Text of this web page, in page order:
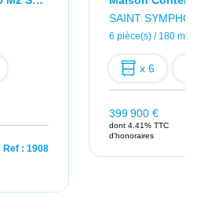
Ref : 1908
SAINT
6 pièce(s) / 180 m²
x 6
399 900 €
dont 4.41% TTC
d'honoraires